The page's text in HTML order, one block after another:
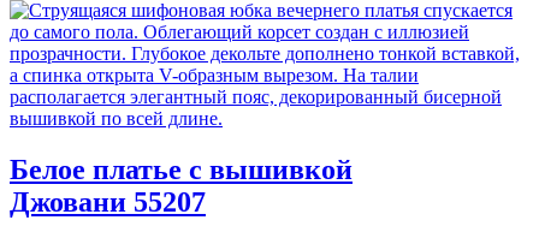
Белое платье с вышивкой
Джовани 55207